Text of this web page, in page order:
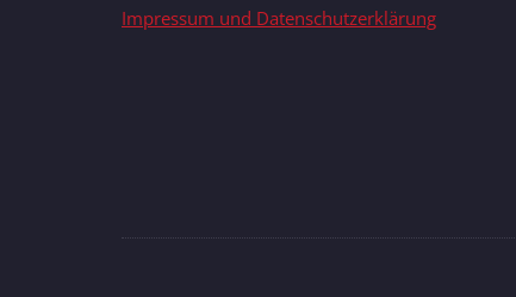
Impressum und Datenschutzerklärung